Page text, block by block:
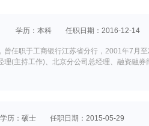
学历：本科 任职日期：2016-12-14
曾任职于工商银行江苏省分行，2001年7月
理(主持工作)、北京分公司总经理、融资融
学历：硕士 任职日期：2015-05-29